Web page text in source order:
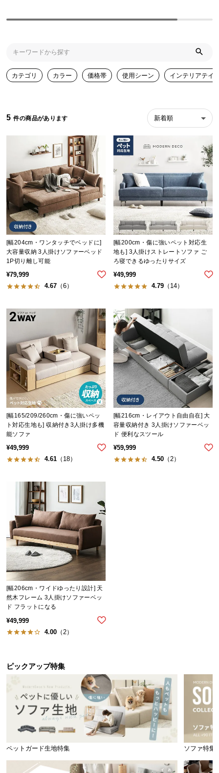
テ
探
イ
ン
テ
リ
ア
テ
イ
ス
ト
テ
ア
コ
ー
ネ
ー
シ
ョ
ピ
ン
ガ
イ
お
払
い
に
つ
い
て
カテゴリ カラー 価格帯 使用シーン インテリアテイ
5 新着順
[幅204cm・ワンタッチでベッドに]
大容量収納 3人掛けソファーベッド
1P切り離し可能
¥79,999
4.67 （6）
[幅200cm・傷に強いペット対応生
地も] 3人掛けストレートソファ ご
ろ寝できるゆったりサイズ
¥49,999
4.79 （14）
[幅165/209/260cm・傷に強いペッ
ト対応生地も] 収納付き3人掛け多機
能ソファ
¥49,999
4.61 （18）
[幅216cm・レイアウト自由自在] 大
容量収納付き 3人掛けソファーベッ
ド 便利なスツール
¥59,999
4.50 （2）
[幅206cm・ワイドゆったり設計] 天
然木フレーム 3人掛けソファーベッ
ド フラットになる
¥49,999
4.00 （2）
ピックアップ特集
ペットガード生地特集 ソファ特集